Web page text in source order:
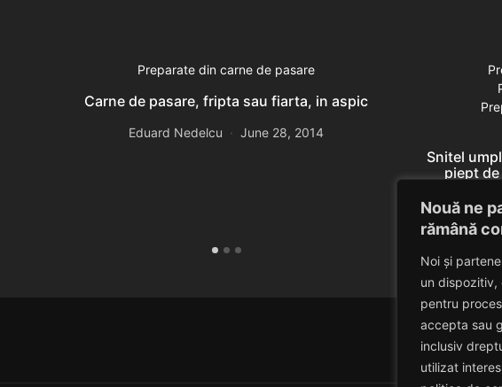
Nouă ne
rămână
Noi și
un dispozitiv,
pentru
accepta sau
inclusiv
utilizat
Preparate din carne de pasare
Carne de pasare, fripta sau fiarta, in aspic
Eduard Nedelcu June 28, 2014
Snitel
piept